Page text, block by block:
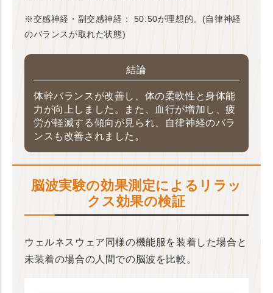
※交感神経・副交感神経： 50:50が理想的。(自律神経
のバランスが取れた状態)
結論
体幹バランスが改善し、体の柔軟性と身体能
力が向上しました。また、血行が増加し、疲
労が軽減する傾向が見られ、自律神経のバラ
ンスも改善されました。
脳波実験の効果測定によるリラッ
クス効果の検証
ウェルネスウェア同様の機能服を装着した場合と
未装着の場合の人間での脳波を比較。